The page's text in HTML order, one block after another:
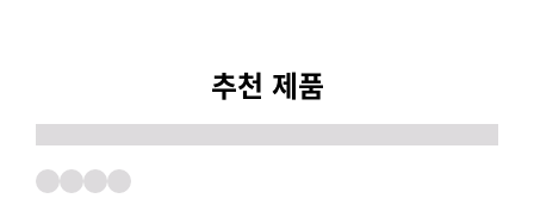
추천 제품